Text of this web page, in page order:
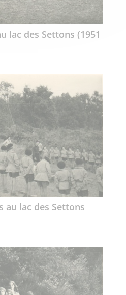
lac des Settons (1951
au lac des Settons